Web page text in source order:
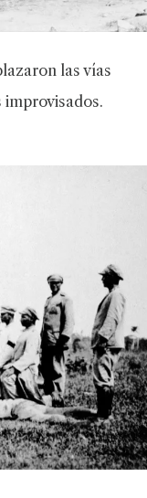
las vías
improvisados.